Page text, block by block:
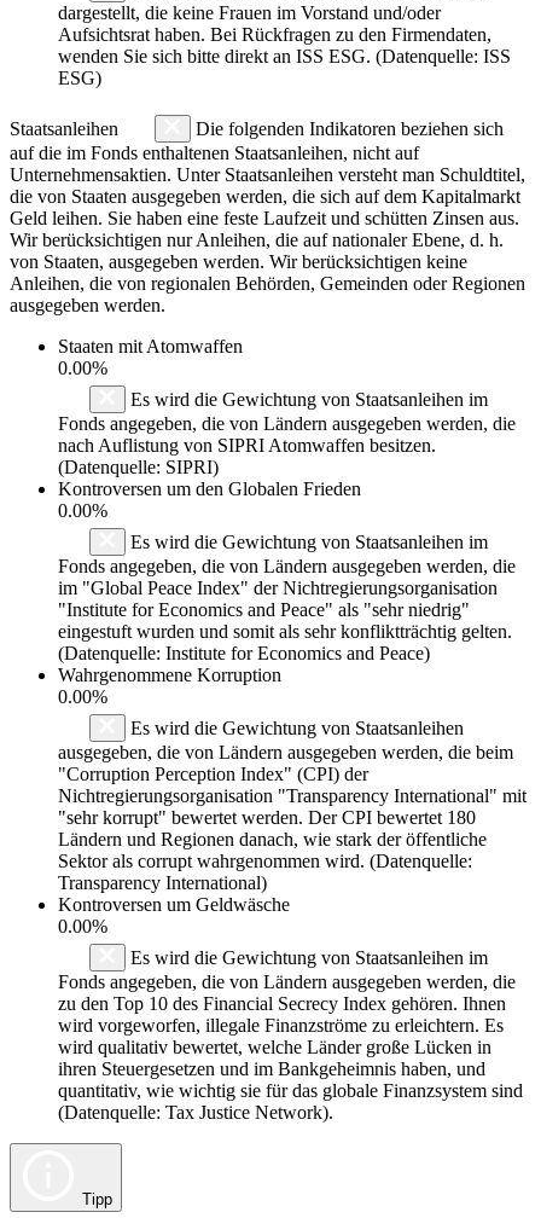
dargestellt, die keine Frauen im Vorstand und/oder
Aufsichtsrat haben. Bei Rückfragen zu den Firmendaten,
wenden Sie sich bitte direkt an ISS ESG. (Datenquelle: ISS
ESG)
Staatsanleihen
Die folgenden Indikatoren beziehen sich
auf die im Fonds enthaltenen Staatsanleihen, nicht auf
Unternehmensaktien. Unter Staatsanleihen versteht man Schuldtitel,
die von Staaten ausgegeben werden, die sich auf dem Kapitalmarkt
Geld leihen. Sie haben eine feste Laufzeit und schütten Zinsen aus.
Wir berücksichtigen nur Anleihen, die auf nationaler Ebene, d. h.
von Staaten, ausgegeben werden. Wir berücksichtigen keine
Anleihen, die von regionalen Behörden, Gemeinden oder Regionen
ausgegeben werden.
Staaten mit Atomwaffen
0.00%
Es wird die Gewichtung von Staatsanleihen im
Fonds angegeben, die von Ländern ausgegeben werden, die
nach Auflistung von SIPRI Atomwaffen besitzen.
(Datenquelle: SIPRI)
Kontroversen um den Globalen Frieden
0.00%
Es wird die Gewichtung von Staatsanleihen im
Fonds angegeben, die von Ländern ausgegeben werden, die
im "Global Peace Index" der Nichtregierungsorganisation
"Institute for Economics and Peace" als "sehr niedrig"
eingestuft wurden und somit als sehr konfliktträchtig gelten.
(Datenquelle: Institute for Economics and Peace)
Wahrgenommene Korruption
0.00%
Es wird die Gewichtung von Staatsanleihen
ausgegeben, die von Ländern ausgegeben werden, die beim
"Corruption Perception Index" (CPI) der
Nichtregierungsorganisation "Transparency International" mit
"sehr korrupt" bewertet werden. Der CPI bewertet 180
Ländern und Regionen danach, wie stark der öffentliche
Sektor als corrupt wahrgenommen wird. (Datenquelle:
Transparency International)
Kontroversen um Geldwäsche
0.00%
Es wird die Gewichtung von Staatsanleihen im
Fonds angegeben, die von Ländern ausgegeben werden, die
zu den Top 10 des Financial Secrecy Index gehören. Ihnen
wird vorgeworfen, illegale Finanzströme zu erleichtern. Es
wird qualitativ bewertet, welche Länder große Lücken in
ihren Steuergesetzen und im Bankgeheimnis haben, und
quantitativ, wie wichtig sie für das globale Finanzsystem sind
(Datenquelle: Tax Justice Network).
Tipp